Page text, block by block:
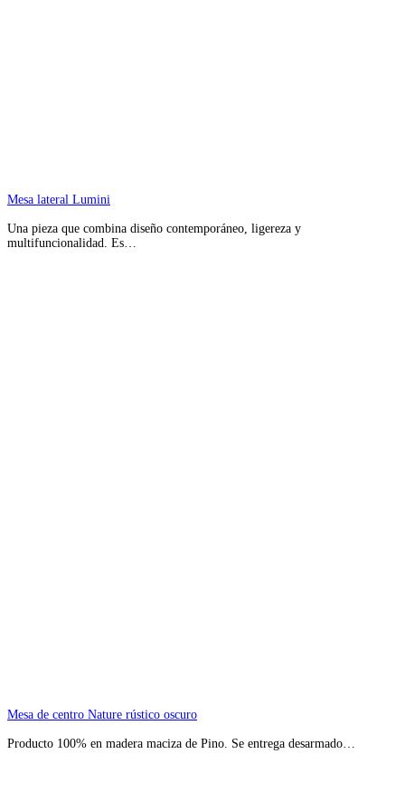
Mesa lateral Lumini
Una pieza que combina diseño contemporáneo, ligereza y
multifuncionalidad. Es…
Mesa de centro Nature rústico oscuro
Producto 100% en madera maciza de Pino. Se entrega desarmado…